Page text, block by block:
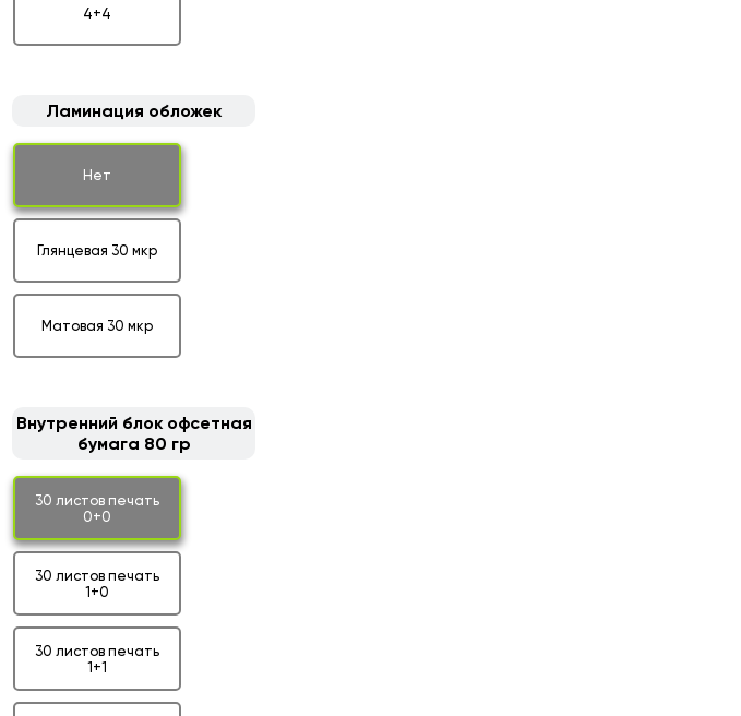
4+4
Ламинация обложек
Нет
Глянцевая 30 мкр
Матовая 30 мкр
Внутренний блок офсетная
бумага 80 гр
30 листов печать
0+0
30 листов печать
1+0
30 листов печать
1+1